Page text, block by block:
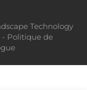
Technology
- Politique de